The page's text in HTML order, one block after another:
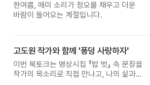
한여름, 매미 소리가 정오를 채우고 더운
바람이 들어오는 계절입니다.
고도원 작가와 함께 '풍덩 사랑하자'
이번 북토크는 명상시집 『밥 벗』 속 문장을
작가의 목소리로 직접 만나고, 나의 삶과